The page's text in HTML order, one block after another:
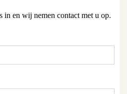
in en wij nemen contact met u op.